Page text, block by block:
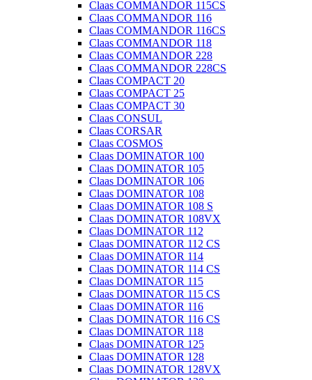
Claas COMMANDOR 115CS
Claas COMMANDOR 116
Claas COMMANDOR 116CS
Claas COMMANDOR 118
Claas COMMANDOR 228
Claas COMMANDOR 228CS
Claas COMPACT 20
Claas COMPACT 25
Claas COMPACT 30
Claas CONSUL
Claas CORSAR
Claas COSMOS
Claas DOMINATOR 100
Claas DOMINATOR 105
Claas DOMINATOR 106
Claas DOMINATOR 108
Claas DOMINATOR 108 S
Claas DOMINATOR 108VX
Claas DOMINATOR 112
Claas DOMINATOR 112 CS
Claas DOMINATOR 114
Claas DOMINATOR 114 CS
Claas DOMINATOR 115
Claas DOMINATOR 115 CS
Claas DOMINATOR 116
Claas DOMINATOR 116 CS
Claas DOMINATOR 118
Claas DOMINATOR 125
Claas DOMINATOR 128
Claas DOMINATOR 128VX